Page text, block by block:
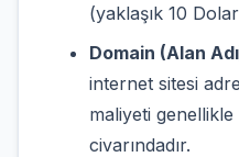
(yaklaşık 10
Domain (Alan
internet sitesi
maliyeti
civarındadır.